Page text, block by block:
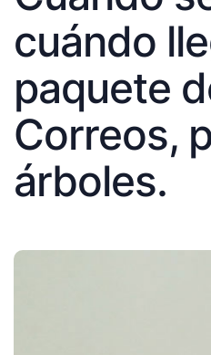
cuándo
paquete
Correos,
árboles.